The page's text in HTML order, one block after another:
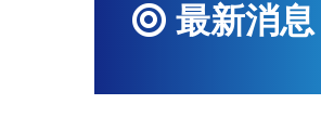
最新消息